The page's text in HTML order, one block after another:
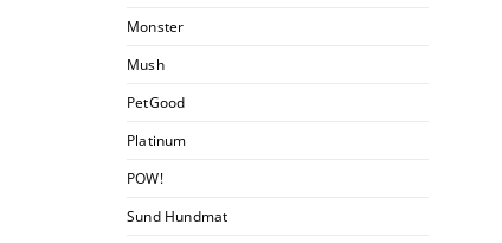
Monster
Mush
PetGood
Platinum
POW!
Sund Hundmat